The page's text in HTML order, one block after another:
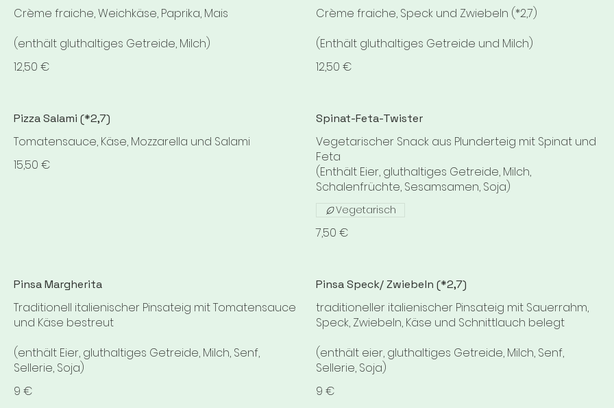
Crème fraiche, Weichkäse, Paprika, Mais
(enthält gluthaltiges Getreide, Milch)
12,50 €
Crème fraiche, Speck und Zwiebeln (*2,7)
(Enthält gluthaltiges Getreide und Milch)
12,50 €
Pizza Salami (*2,7)
Tomatensauce, Käse, Mozzarella und Salami
15,50 €
Spinat-Feta-Twister
Vegetarischer Snack aus Plunderteig mit Spinat und
Feta
(Enthält Eier, gluthaltiges Getreide, Milch,
Schalenfrüchte, Sesamsamen, Soja)
7,50 €
Vegetarisch
Pinsa Margherita
Traditionell italienischer Pinsateig mit Tomatensauce
und Käse bestreut
(enthält Eier, gluthaltiges Getreide, Milch, Senf,
9 €
Pinsa Speck/ Zwiebeln (*2,7)
traditioneller italienischer Pinsateig mit Sauerrahm,
Speck, Zwiebeln, Käse und Schnittlauch belegt
(enthält eier, gluthaltiges Getreide, Milch, Senf,
Sellerie, Soja)
9 €